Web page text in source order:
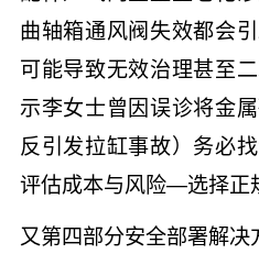
曲轴箱通风阀失效都会
可能导致无效治理甚至
示李女士曾因误诊将金
反引发拉缸事故）务必
评估成本与风险—选择正
又第四部分安全部署解决